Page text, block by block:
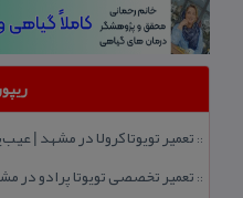
:: تعمیر تویوتا كرولا در مشهد |
:: تعمیر تخصصی تویوتا پرادو در